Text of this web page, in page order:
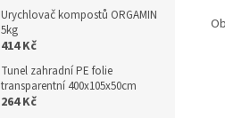
Urychlovač kompostů ORGAMIN
5kg
414 Kč
Tunel zahradní PE folie
transparentní 400x105x50cm
264 Kč